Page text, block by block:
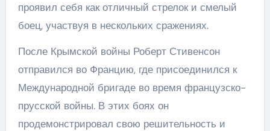
проявил себя как отличный стрелок и смелый
боец, участвуя в нескольких сражениях.
После Крымской войны Роберт Стивенсон
отправился во Францию, где присоединился к
Международной бригаде во время французско-
прусской войны. В этих боях он
продемонстрировал свою решительность и